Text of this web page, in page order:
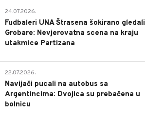
24.07.2026.
Fudbaleri UNA Štrasena šokirano gledali
Grobare: Nevjerovatna scena na kraju
utakmice Partizana
22.07.2026.
Navijači pucali na autobus sa
Argentincima: Dvojica su prebačena u
bolnicu